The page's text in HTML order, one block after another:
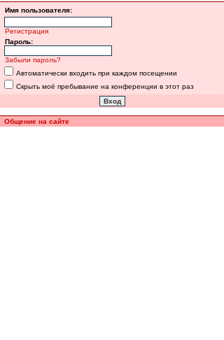
Имя пользователя:
Регистрация
Пароль:
Забыли пароль?
Автоматически входить при каждом посещении
Скрыть моё пребывание на конференции в этот раз
Общение на сайте